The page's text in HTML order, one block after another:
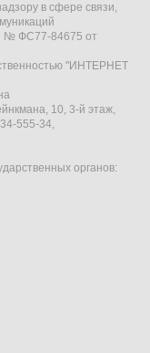
в сфере связи,
№ ФС77-84675 от
"ИНТЕРНЕТ
10, 3-й этаж,
555-34,
органов: